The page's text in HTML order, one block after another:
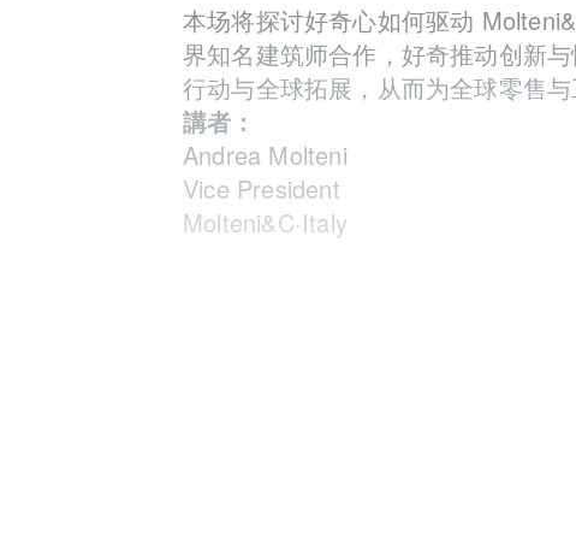
本场将探讨好奇心如何驱动
界知名建筑师合作，好奇推动创新
行动与全球拓展，从而为全球零售
講者：
Andrea Molteni
Vice President
Molteni&C·Italy